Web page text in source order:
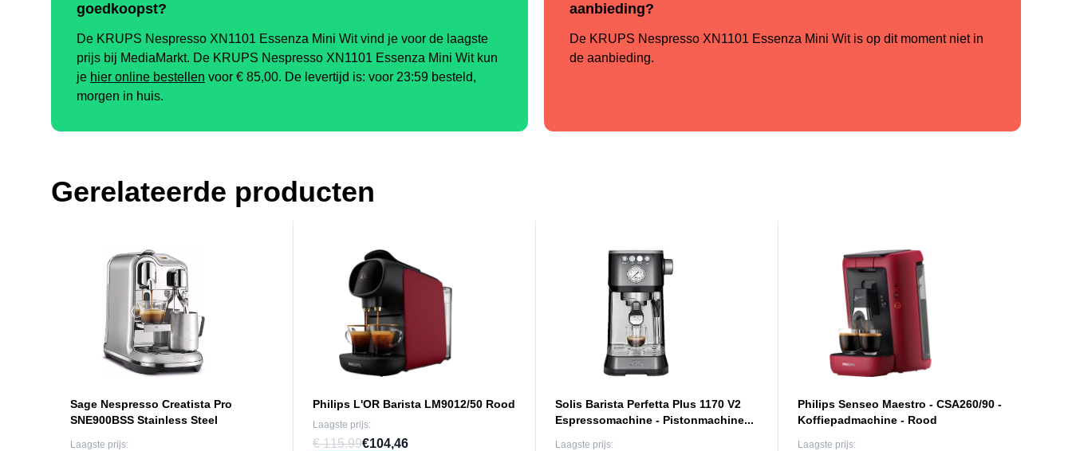
goedkoopst?
De KRUPS Nespresso XN1101 Essenza Mini Wit vind je voor de laagste
prijs bij MediaMarkt. De KRUPS Nespresso XN1101 Essenza Mini Wit kun
je hier online bestellen voor € 85,00. De levertijd is: voor 23:59 besteld,
morgen in huis.
aanbieding?
De KRUPS Nespresso XN1101 Essenza Mini Wit is op dit moment niet in
de aanbieding.
Gerelateerde producten
Sage Nespresso Creatista Pro
SNE900BSS Stainless Steel
Laagste prijs:
Philips L'OR Barista LM9012/50 Rood
Laagste prijs:
€ 115.99€104,46
Solis Barista Perfetta Plus 1170 V2
Espressomachine - Pistonmachine...
Laagste prijs:
Philips Senseo Maestro - CSA260/90 -
Koffiepadmachine - Rood
Laagste prijs: